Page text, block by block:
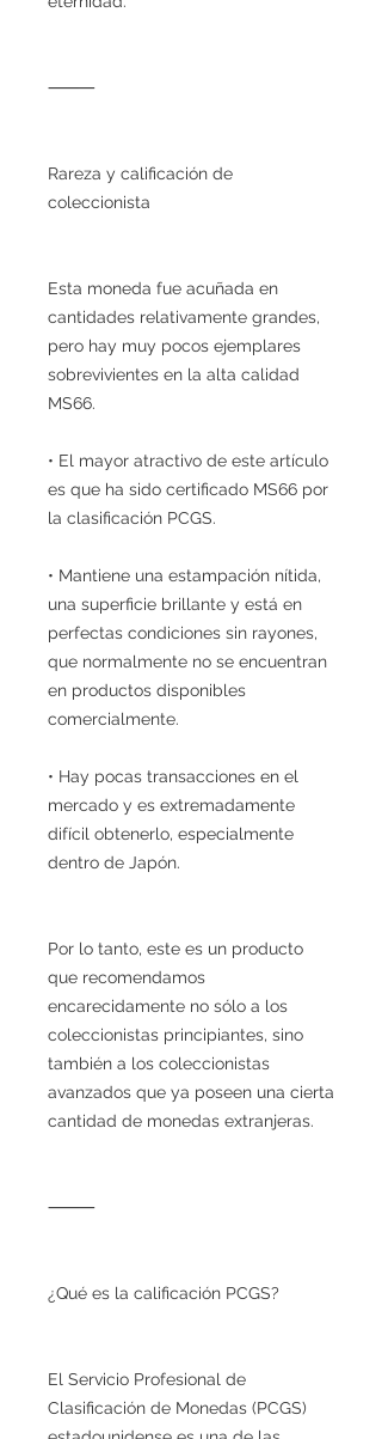
⸻
Rareza y calificación de
coleccionista
Esta moneda fue acuñada en
cantidades relativamente grandes,
pero hay muy pocos ejemplares
sobrevivientes en la alta calidad
MS66.
• El mayor atractivo de este artículo
es que ha sido certificado MS66 por
la clasificación PCGS.
• Mantiene una estampación nítida,
una superficie brillante y está en
perfectas condiciones sin rayones,
que normalmente no se encuentran
en productos disponibles
comercialmente.
• Hay pocas transacciones en el
mercado y es extremadamente
difícil obtenerlo, especialmente
dentro de Japón.
Por lo tanto, este es un producto
que recomendamos
encarecidamente no sólo a los
coleccionistas principiantes, sino
también a los coleccionistas
avanzados que ya poseen una cierta
cantidad de monedas extranjeras.
⸻
¿Qué es la calificación PCGS?
El Servicio Profesional de
Clasificación de Monedas (PCGS)